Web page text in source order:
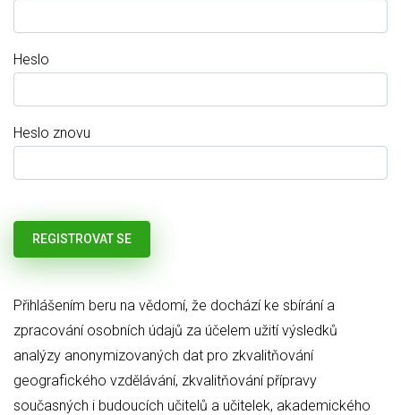
Heslo
Heslo znovu
Přihlášením beru na vědomí, že dochází ke sbírání a
zpracování osobních údajů za účelem užití výsledků
analýzy anonymizovaných dat pro zkvalitňování
geografického vzdělávání, zkvalitňování přípravy
současných i budoucích učitelů a učitelek, akademického